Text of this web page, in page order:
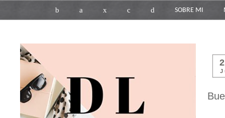
b a x c d SOBRE MI